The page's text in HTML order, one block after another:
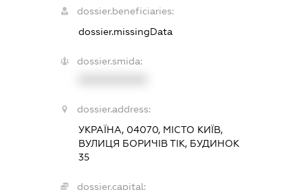
dossier.beneficiaries:
dossier.missingData
dossier.smida:
dossier.address:
УКРАЇНА, 04070, МІСТО КИЇВ,
ВУЛИЦЯ БОРИЧІВ ТІК, БУДИНОК
35
dossier.capital: